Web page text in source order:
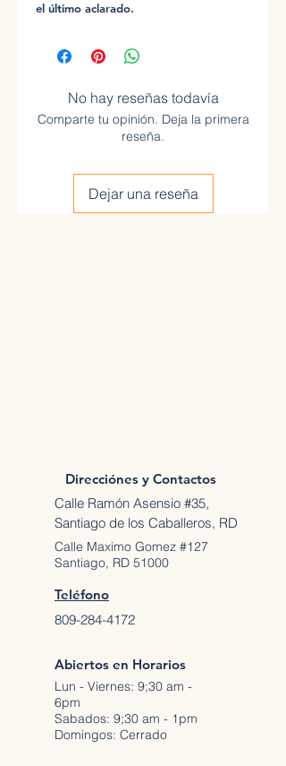
el último aclarado.
No hay reseñas todavía
Comparte tu opinión. Deja la primera
reseña.
Dejar una reseña
Direcciónes y Contactos
Calle Ramón Asensio #35,
Santiago de los Caballeros, RD
Calle Maximo Gomez #127
Santiago, RD 51000
Teléfono
809-284-4172
Abiertos en Horarios
Lun - Viernes: 9;30 am -
6pm
Sabados: 9;30 am - 1pm
Domingos: Cerrado